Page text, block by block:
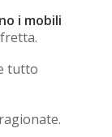
i mobili
tutto